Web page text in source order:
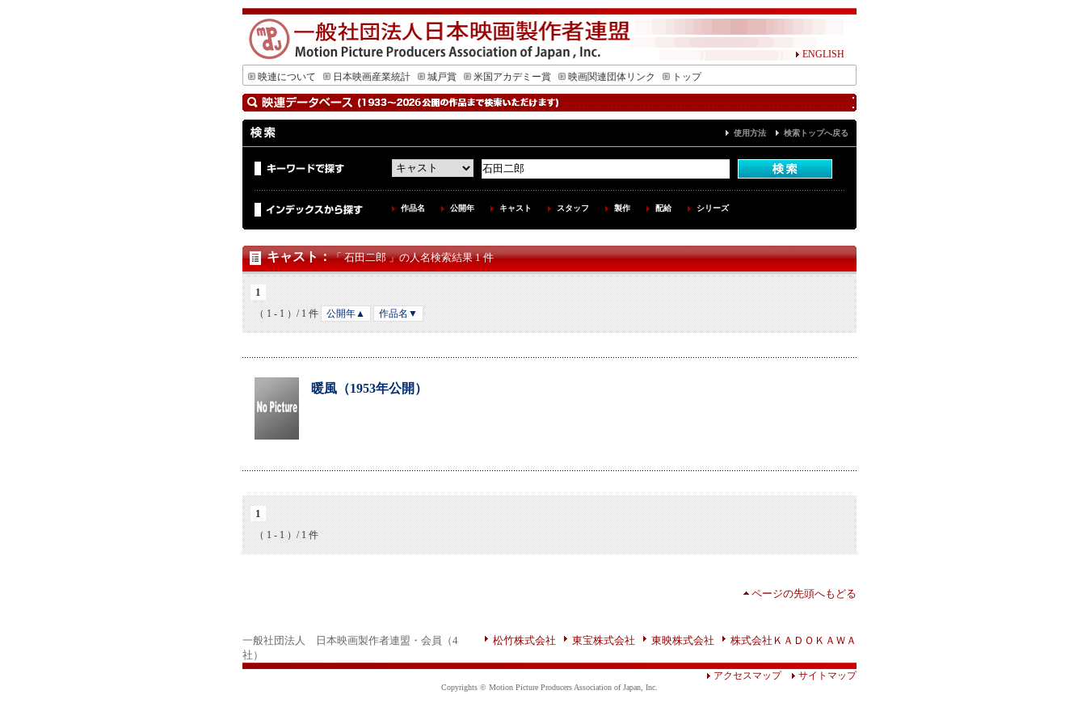
ENGLISH
映連について
日本映画産業統計 城戸賞 米国アカデミー賞 映画関連団体リンク トップ
使用方法 検索トップへ戻る
作品名 公開年 キャスト スタッフ 製作 配給 シリーズ
キャスト：「 石田二郎 」の人名検索結果 1 件
1
（ 1 - 1 ）/ 1 件 公開年▲ 作品名▼
暖風（1953年公開）
1
（ 1 - 1 ）/ 1 件
ページの先頭へもどる
一般社団法人 日本映画製作者連盟・会員（4
社）
松竹株式会社 東宝株式会社 東映株式会社 株式会社ＫＡＤＯＫＡＷＡ
アクセスマップ サイトマップ
Copyrights © Motion Picture Producers Association of Japan, Inc.